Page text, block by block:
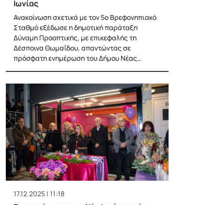
Ιωνίας
Ανακοίνωση σχετικά με τον 5ο Βρεφονηπιακό
Σταθμό εξέδωσε η δημοτική παράταξη
Δύναμη Προοπτικής, με επικεφαλής τη
Δέσποινα Θωμαΐδου, απαντώντας σε
πρόσφατη ενημέρωση του Δήμου Νέας…
17.12.2025 | 11:18